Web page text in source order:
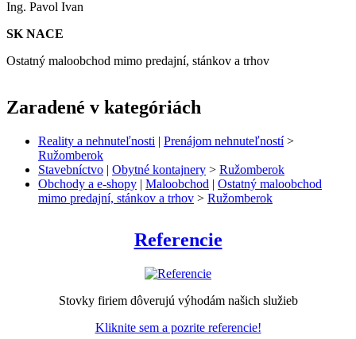
Ing. Pavol Ivan
SK NACE
Ostatný maloobchod mimo predajní, stánkov a trhov
Zaradené v kategóriách
Reality a nehnuteľnosti | Prenájom nehnuteľností>
Ružomberok
Stavebníctvo | Obytné kontajnery > Ružomberok
Obchody a e-shopy | Maloobchod | Ostatný maloobchod
mimo predajní, stánkov a trhov > Ružomberok
Referencie
Stovky firiem dôverujú výhodám našich služieb
Kliknite sem a pozrite referencie!